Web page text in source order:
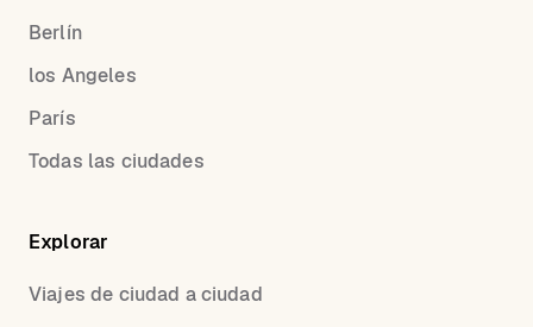
Berlín
los Angeles
París
Todas las ciudades
Explorar
Viajes de ciudad a ciudad